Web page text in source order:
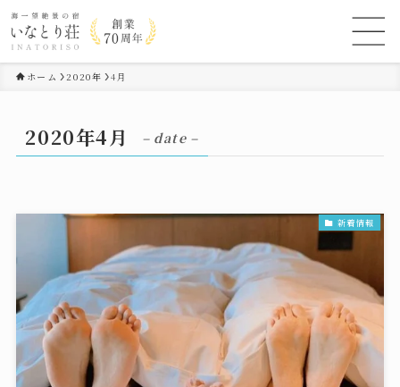
ホーム 2020年 4月
2020年4月 – date –
新着情報